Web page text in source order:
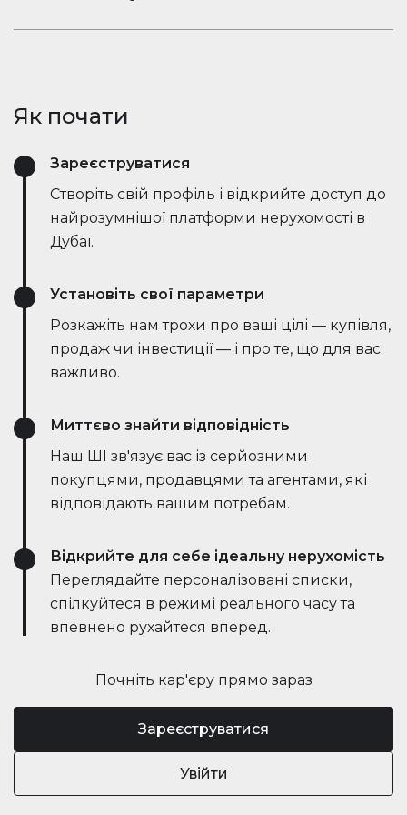
швидшими та ефективнішими, ніж будь-коли.
запитання, діліться оголошеннями та отримуйте
одному місці.
Як почати
Почніть кар'єру прямо зараз
Зареєструватися
Увійти
Зареєструватися
Створіть свій профіль і відкрийте доступ до
найрозумнішої платформи нерухомості в
Дубаї.
Установіть свої параметри
Розкажіть нам трохи про ваші цілі — купівля,
продаж чи інвестиції — і про те, що для вас
важливо.
Миттєво знайти відповідність
Наш ШІ зв'язує вас із серйозними
покупцями, продавцями та агентами, які
відповідають вашим потребам.
Відкрийте для себе ідеальну нерухомість
Переглядайте персоналізовані списки,
спілкуйтеся в режимі реального часу та
впевнено рухайтеся вперед.